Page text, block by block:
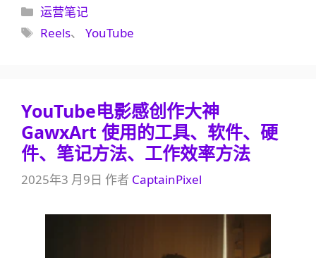
分
类
运营笔记
标
Reels、YouTube
YouTube电影感创作大神
GawxArt 使用的工具、软件、硬
件、笔记方法、工作效率方法
2025年3 月9日 作者 CaptainPixel